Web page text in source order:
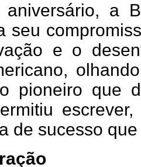
aniversário, a
seu
e o
pioneiro que
de sucesso